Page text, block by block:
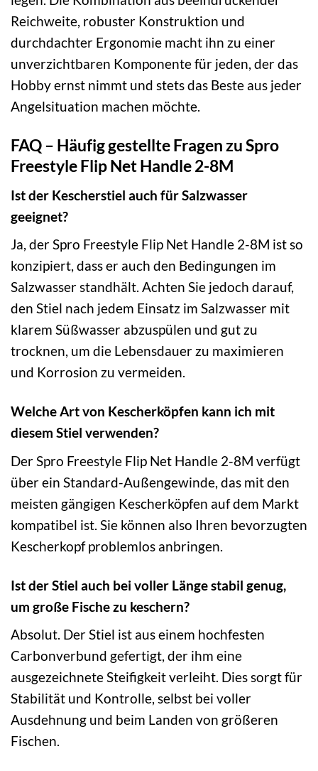
Reichweite, robuster Konstruktion und
durchdachter Ergonomie macht ihn zu einer
unverzichtbaren Komponente für jeden, der das
Hobby ernst nimmt und stets das Beste aus jeder
Angelsituation machen möchte.
FAQ – Häufig gestellte Fragen zu Spro
Freestyle Flip Net Handle 2-8M
Ist der Kescherstiel auch für Salzwasser
geeignet?
Ja, der Spro Freestyle Flip Net Handle 2-8M ist so
konzipiert, dass er auch den Bedingungen im
Salzwasser standhält. Achten Sie jedoch darauf,
den Stiel nach jedem Einsatz im Salzwasser mit
klarem Süßwasser abzuspülen und gut zu
trocknen, um die Lebensdauer zu maximieren
und Korrosion zu vermeiden.
Welche Art von Kescherköpfen kann ich mit
diesem Stiel verwenden?
Der Spro Freestyle Flip Net Handle 2-8M verfügt
über ein Standard-Außengewinde, das mit den
meisten gängigen Kescherköpfen auf dem Markt
kompatibel ist. Sie können also Ihren bevorzugten
Kescherkopf problemlos anbringen.
Ist der Stiel auch bei voller Länge stabil genug,
um große Fische zu keschern?
Absolut. Der Stiel ist aus einem hochfesten
Carbonverbund gefertigt, der ihm eine
ausgezeichnete Steifigkeit verleiht. Dies sorgt für
Stabilität und Kontrolle, selbst bei voller
Ausdehnung und beim Landen von größeren
Fischen.